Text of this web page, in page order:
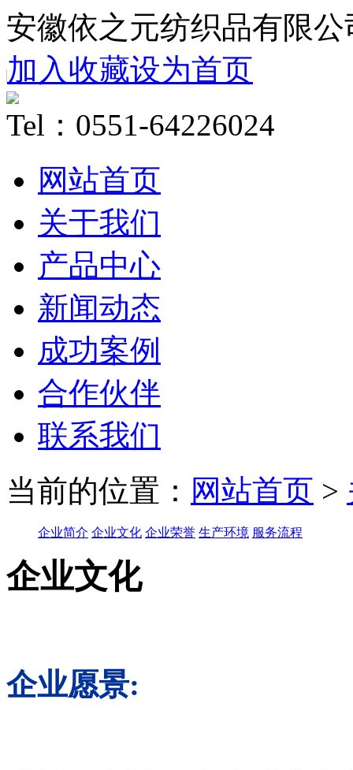
安徽依之元纺织品有限公
加入收藏设为首页
Tel：0551-64226024
网站首页
关于我们
产品中心
新闻动态
成功案例
合作伙伴
联系我们
当前的位置： 网站首页 >
企业简介 企业文化 企业荣誉 生产环境 服务流程
企业文化
企业愿景: